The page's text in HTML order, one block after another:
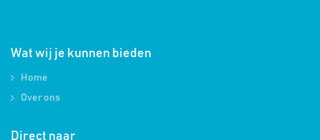
Wat wij je kunnen bieden
Home
Over ons
Direct naar